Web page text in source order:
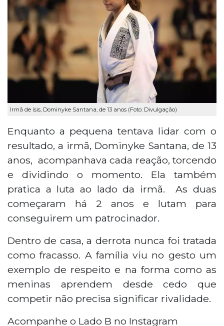
Irmã de ísis, Dominyke Santana, de 13 anos (Foto: Divulgação)
Enquanto a pequena tentava lidar com o
resultado, a irmã, Dominyke Santana, de 13
anos, acompanhava cada reação, torcendo
e dividindo o momento. Ela também
pratica a luta ao lado da irmã. As duas
começaram há 2 anos e lutam para
conseguirem um patrocinador.
Dentro de casa, a derrota nunca foi tratada
como fracasso. A família viu no gesto um
exemplo de respeito e na forma como as
meninas aprendem desde cedo que
competir não precisa significar rivalidade.
Acompanhe o Lado B no Instagram